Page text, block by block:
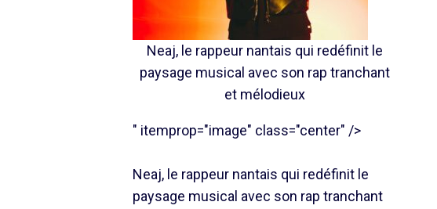
Neaj, le rappeur nantais qui redéfinit le
paysage musical avec son rap tranchant
et mélodieux
" itemprop="image" class="center" />
Neaj, le rappeur nantais qui redéfinit le
paysage musical avec son rap tranchant